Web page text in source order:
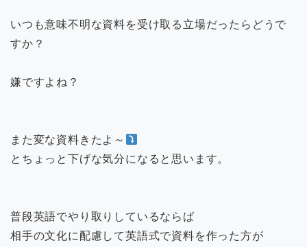
いつも意味不明な資料を受け取る立場だったらどうで
すか？
嫌ですよね？
また変な資料きたよ～
とちょっと下げな気分になると思います。
普段英語でやり取りしているならば
相手の文化に配慮して英語式で資料を作った方が